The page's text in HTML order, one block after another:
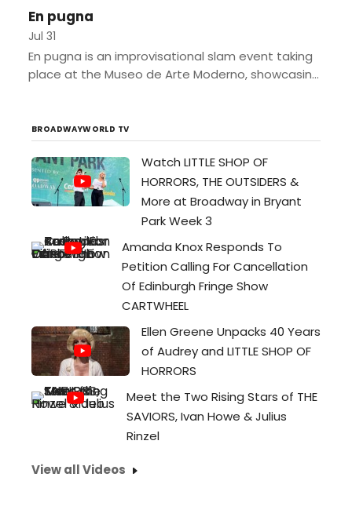
September 22,...
En pugna
Jul 31
En pugna is an improvisational slam event taking
place at the Museo de Arte Moderno, showcasing
BROADWAYWORLD TV
Watch LITTLE SHOP OF
HORRORS, THE OUTSIDERS &
More at Broadway in Bryant
Park Week 3
Amanda Knox Responds To
Petition Calling For Cancellation
Of Edinburgh Fringe Show
CARTWHEEL
Ellen Greene Unpacks 40 Years
of Audrey and LITTLE SHOP OF
HORRORS
Meet the Two Rising Stars of THE
SAVIORS, Ivan Howe & Julius
Rinzel
View all Videos